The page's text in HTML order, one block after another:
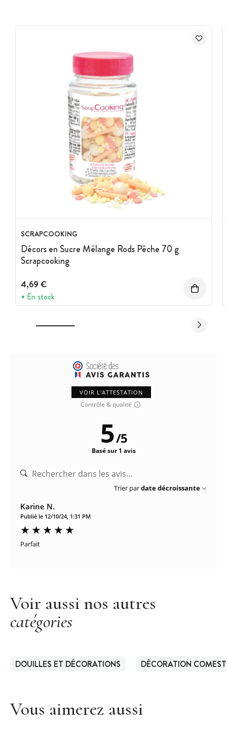
SCRAPCOOKING
Décors en Sucre Mélange Rods Pêche 70 g
Scrapcooking
4,69 €
En stock
VOIR L'ATTESTATION
Contrôle & qualité
5/5
Basé sur 1 avis
Trier pardate décroissante
Karine N.
Publié le 12/10/24, 1:31 PM
Parfait
Voir aussi nos autres
catégories
DOUILLES ET DÉCORATIONS DÉCORATION
Vous aimerez aussi